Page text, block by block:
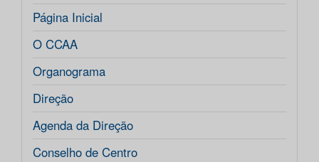
Página Inicial
O CCAA
Organograma
Direção
Agenda da Direção
Conselho de Centro